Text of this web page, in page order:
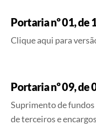
Portaria nº 01, de
Clique aqui para
Portaria nº 09, de
Suprimento de fundos
de terceiros e encargos